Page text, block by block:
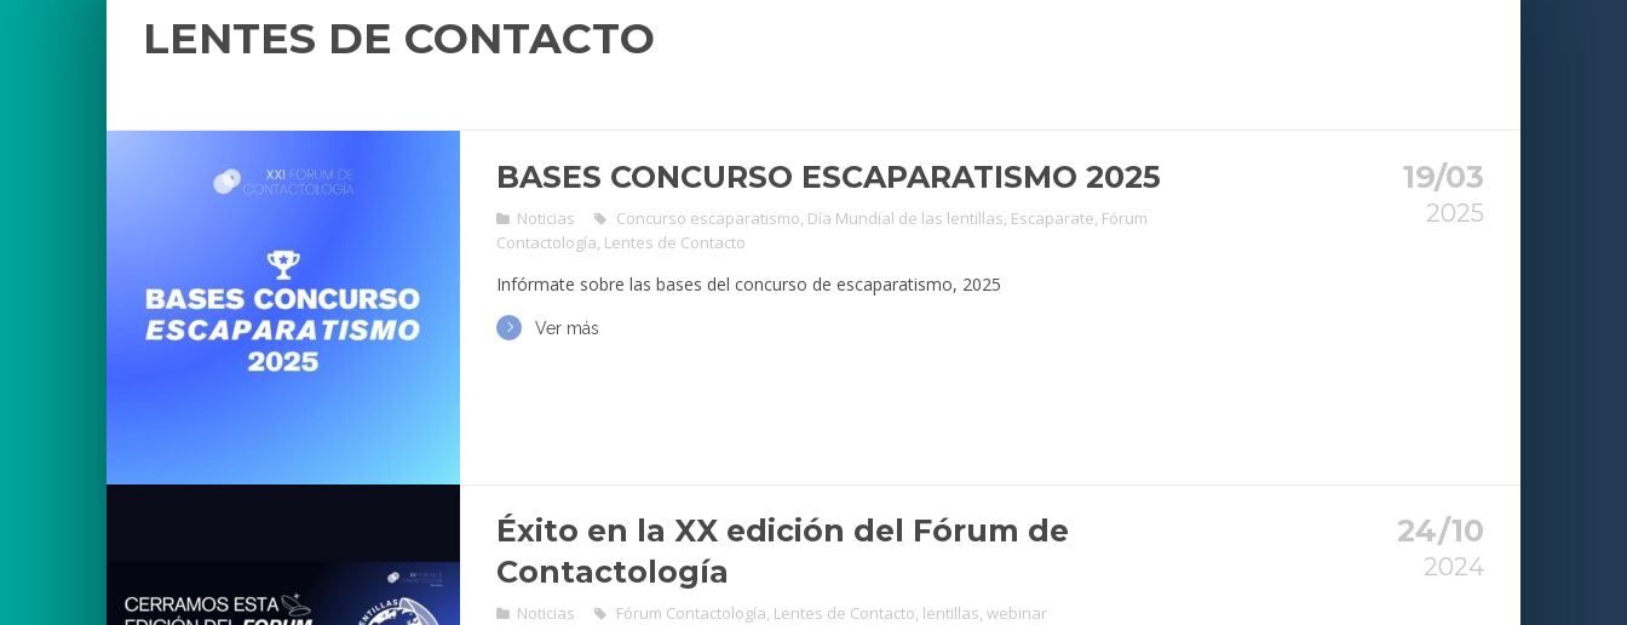
LENTES DE CONTACTO
19/03
2025
BASES CONCURSO ESCAPARATISMO 2025
Noticias Concurso escaparatismo, Día Mundial de las lentillas, Escaparate, Fórum
Contactología, Lentes de Contacto
Infórmate sobre las bases del concurso de escaparatismo, 2025
Ver más
24/10
2024
Éxito en la XX edición del Fórum de
Contactología
Noticias Fórum Contactología, Lentes de Contacto, lentillas, webinar